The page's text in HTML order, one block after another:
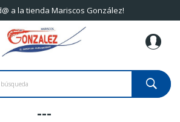
a la tienda Mariscos González!
---